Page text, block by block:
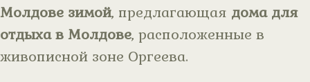
Молдове зимой, предлагающая дома для
отдыха в Молдове, расположенные в
живописной зоне Оргеева.